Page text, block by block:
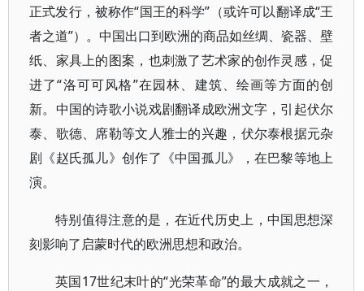
正式发行，被称作“国王的科学”（或许可以翻译成“王
者之道”）。中国出口到欧洲的商品如丝绸、瓷器、壁
纸、家具上的图案，也刺激了艺术家的创作灵感，促
进了“洛可可风格”在园林、建筑、绘画等方面的创
新。中国的诗歌小说戏剧翻译成欧洲文字，引起伏尔
泰、歌德、席勒等文人雅士的兴趣，伏尔泰根据元杂
剧《赵氏孤儿》创作了《中国孤儿》，在巴黎等地上
演。
特别值得注意的是，在近代历史上，中国思想深
刻影响了启蒙时代的欧洲思想和政治。
英国17世纪末叶的“光荣革命”的最大成就之一，